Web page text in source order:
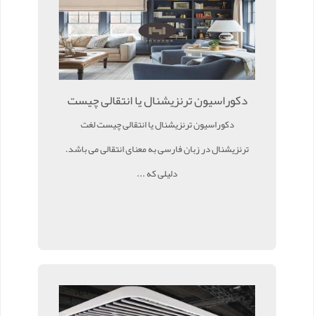
دکوراسیون ترنزیشنال یا انتقالی چیست
دکوراسیون ترنزیشنال یا انتقالی چیست لغت
ترنزیشنال در زبان فارسی به معنای انتقالی می باشد.
دلیلی که ...